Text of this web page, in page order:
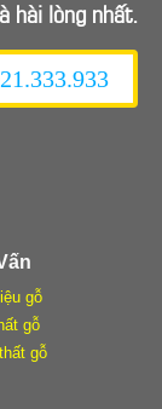
hài lòng nhất.
gỗ
gỗ
gỗ